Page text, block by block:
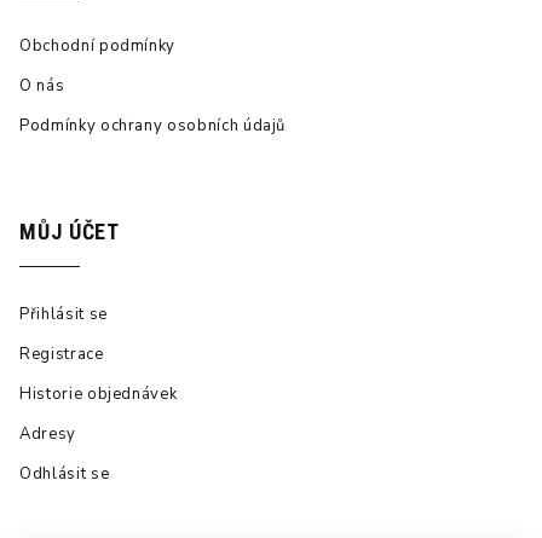
Obchodní podmínky
O nás
Podmínky ochrany osobních údajů
MŮJ ÚČET
Přihlásit se
Registrace
Historie objednávek
Adresy
Odhlásit se